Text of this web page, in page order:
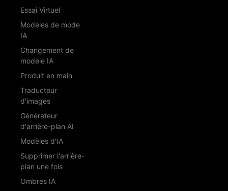
Essai Virtuel
Modèles de mode
IA
Changement de
modèle IA
Produit en main
Traducteur
d'images
Générateur
d'arrière-plan AI
Modèles d'IA
Supprimer l'arrière-
plan une fois
Ombres IA